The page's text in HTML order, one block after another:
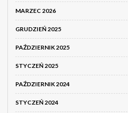
MARZEC 2026
GRUDZIEŃ 2025
PAŹDZIERNIK 2025
STYCZEŃ 2025
PAŹDZIERNIK 2024
STYCZEŃ 2024